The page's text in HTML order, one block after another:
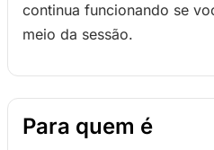
continua funcionando se
meio da sessão.
Para quem é